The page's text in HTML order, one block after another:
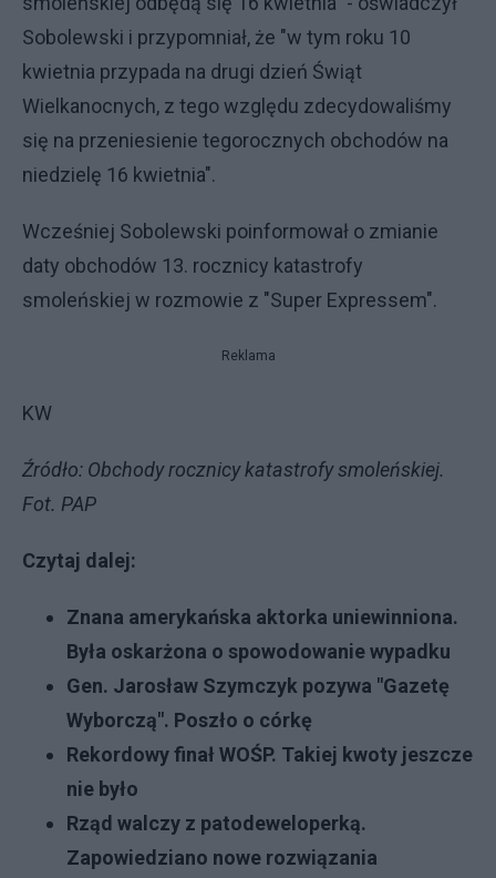
Sobolewski i przypomniał, że "w tym roku 10
kwietnia przypada na drugi dzień Świąt
Wielkanocnych, z tego względu zdecydowaliśmy
się na przeniesienie tegorocznych obchodów na
niedzielę 16 kwietnia".
Wcześniej Sobolewski poinformował o zmianie
daty obchodów 13. rocznicy katastrofy
smoleńskiej w rozmowie z "Super Expressem".
Reklama
KW
Źródło: Obchody rocznicy katastrofy smoleńskiej.
Fot. PAP
Czytaj dalej:
Znana amerykańska aktorka uniewinniona.
Była oskarżona o spowodowanie wypadku
Gen. Jarosław Szymczyk pozywa "Gazetę
Wyborczą". Poszło o córkę
Rekordowy finał WOŚP. Takiej kwoty jeszcze
nie było
Rząd walczy z patodeweloperką.
Zapowiedziano nowe rozwiązania